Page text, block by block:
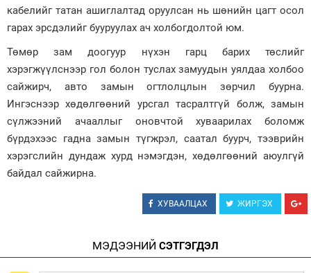
кабелийг татан ашиглалтад оруулсан нь шөнийн цагт осол
гарах эрсдэлийг бууруулах ач холбогдолтой юм.
Төмөр зам доогуур нүхэн гарц барих төслийг
хэрэгжүүлснээр гол болон туслах замуудын уялдаа холбоо
сайжирч, авто замын огтлолцлын зөрчил буурна.
Ингэснээр хөдөлгөөний урсгал тасралтгүй болж, замын
сүлжээний ачааллыг оновчтой хуваарилах боломж
бүрдэхээс гадна замын түгжрэл, саатал буурч, тээврийн
хэрэгслийн дундаж хурд нэмэгдэн, хөдөлгөөний аюулгүй
байдал сайжирна.
ХУВААЛЦАХ ЖИРГЭХ
МЭДЭЭНИЙ СЭТГЭГДЭЛ